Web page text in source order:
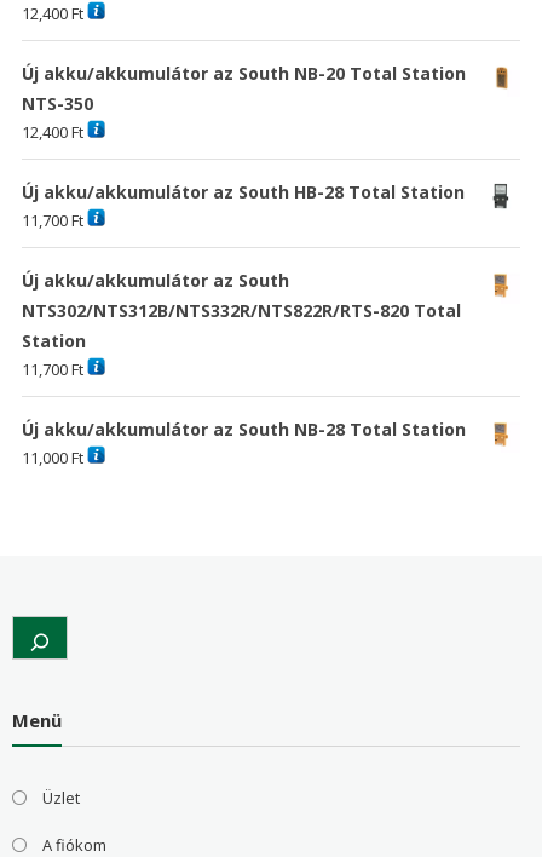
12,400Ft
Új akku/akkumulátor az South NB-20 Total Station
NTS-350
12,400Ft
Új akku/akkumulátor az South HB-28 Total Station
11,700Ft
Új akku/akkumulátor az South
NTS302/NTS312B/NTS332R/NTS822R/RTS-820 Total
Station
11,700Ft
Új akku/akkumulátor az South NB-28 Total Station
11,000Ft
Search
Menü
Üzlet
A fiókom